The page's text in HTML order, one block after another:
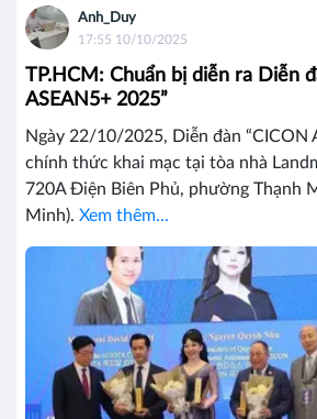
Anh_Duy
17:55 10/10/2025
TP.HCM: Chuẩn bị diễn ra Diễn
ASEAN5+ 2025”
Ngày 22/10/2025, Diễn đàn “CICON
chính thức khai mạc tại tòa nhà
720A Điện Biên Phủ, phường Thạnh
Minh). Xem thêm...